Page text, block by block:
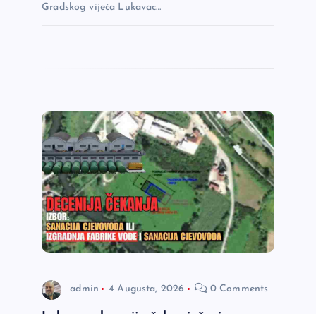
Gradskog vijeća Lukavac…
admin 4 Augusta, 2026 0 Comments